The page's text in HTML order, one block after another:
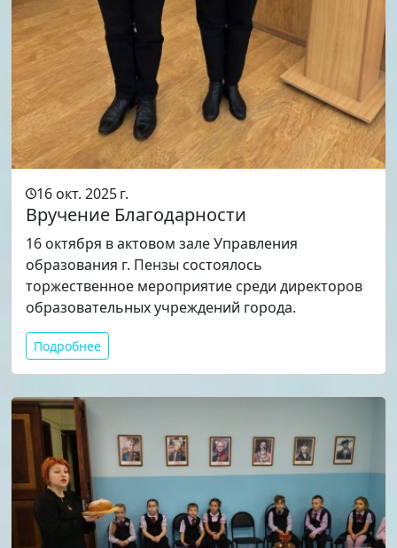
16 окт. 2025 г.
Вручение Благодарности
16 октября в актовом зале Управления
образования г. Пензы состоялось
торжественное мероприятие среди директоров
образовательных учреждений города.
Подробнее